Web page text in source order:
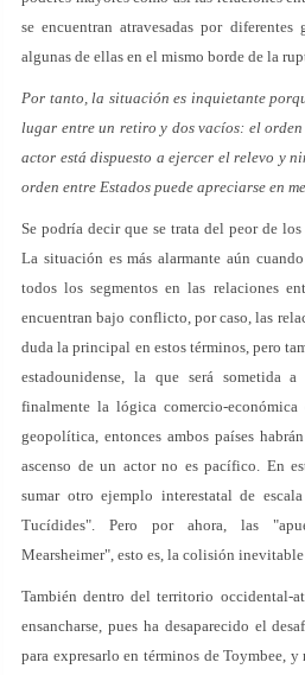
se encuentran atravesadas por diferentes
algunas de ellas en el mismo borde de la
Por tanto, la situación es inquietante
lugar entre un retiro y dos vacíos: el
actor está dispuesto a ejercer el relevo y
orden entre Estados puede apreciarse en
Se podría decir que se trata del peor de
La situación es más alarmante aún
todos los segmentos en las relaciones
encuentran bajo conflicto, por caso, las
duda la principal en estos términos, pero
estadounidense, la que será sometida
finalmente la lógica comercio-
geopolítica, entonces ambos países
ascenso de un actor no es pacífico. En
sumar otro ejemplo interestatal de
Tucídides". Pero por ahora, las
Mearsheimer", esto es, la colisión inevitable
También dentro del territorio occidental-
ensancharse, pues ha desaparecido el
para expresarlo en términos de Toymbee,